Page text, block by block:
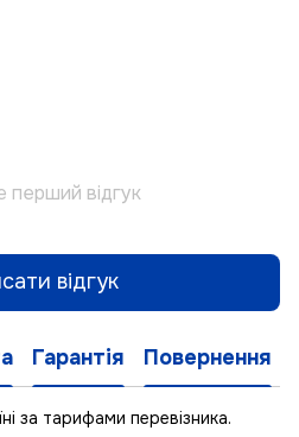
перший відгук
відгук
Гарантія Повернення
за тарифами перевізника.